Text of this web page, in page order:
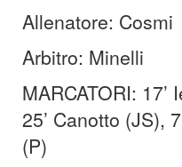
Allenatore: Cosmi
Arbitro: Minelli
MARCATORI:
25’ Canotto (JS),
(P)